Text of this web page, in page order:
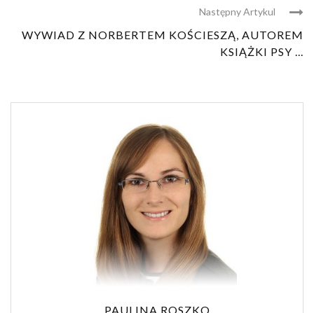
Następny Artykul
WYWIAD Z NORBERTEM KOŚCIESZĄ, AUTOREM
KSIĄŻKI PSY ...
PAULINA ROSZKO